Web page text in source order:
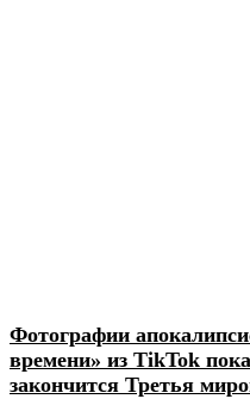
Фотографии
времени» из TikTok
закончится Третья